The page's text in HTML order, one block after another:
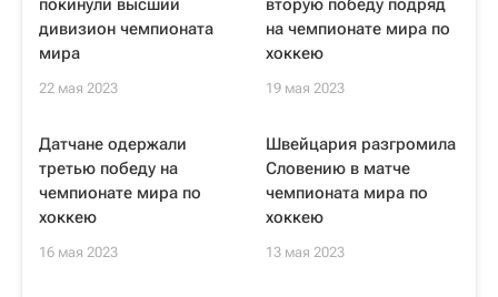
покинули высший
дивизион чемпионата
мира
22 мая 2023
вторую победу подряд
на чемпионате мира по
хоккею
19 мая 2023
Датчане одержали
третью победу на
чемпионате мира по
хоккею
16 мая 2023
Швейцария разгромила
Словению в матче
чемпионата мира по
хоккею
13 мая 2023